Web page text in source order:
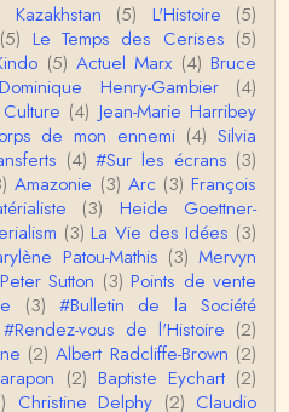
il y a la différence notable …
l'eau à mon moulin (si j'ose
réalité des torture…
FACT NOT FICTIONTho
of WaterlooBien que ce text
généralisation hâtive en ce qu
proportion relative e
effets de la variole, ils ont en
Kazakhstan (5) L'Histoire
(5)
(5) Le Temps des Cerises (5)
(5) Actuel Marx (4) Bruce
Dominique Henry-Gambier
(4)
(4) Jean-Marie Harribey
de mon ennemi (4) Silvia
(4) #Sur les écrans (3)
Amazonie (3) Arc (3) François
(3)
Heide Goettner-
(3) La Vie des Idées (3)
Patou-Mathis (3) Mervyn
Peter Sutton (3) Points de vente
(3) #Bulletin de la Société
#Rendez-vous de l'Histoire (2)
(2) Albert Radcliffe-Brown (2)
(2) Baptiste Eychart (2)
Christine Delphy (2) Claudio